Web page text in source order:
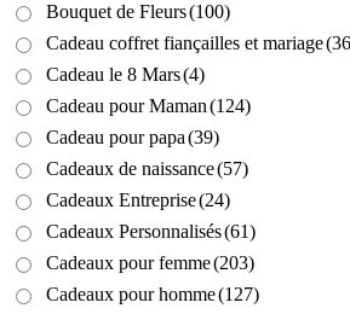
Bouquet de Fleurs(100)
Cadeau coffret fiançailles et mariage
Cadeau le 8 Mars(4)
Cadeau pour Maman(124)
Cadeau pour papa(39)
Cadeaux de naissance(57)
Cadeaux Entreprise(24)
Cadeaux Personnalisés(61)
Cadeaux pour femme(203)
Cadeaux pour homme(127)